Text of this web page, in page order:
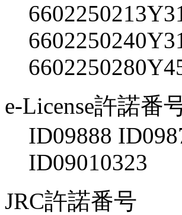
e-License許諾番
ID09888
ID09010323
JRC許諾番号